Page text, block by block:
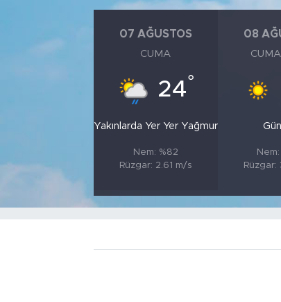
07 AĞUSTOS
CUMA
24°
Yakınlarda Yer Yer Yağmur
Nem: %82
Rüzgar: 2.61 m/s
08
Rüzgar: